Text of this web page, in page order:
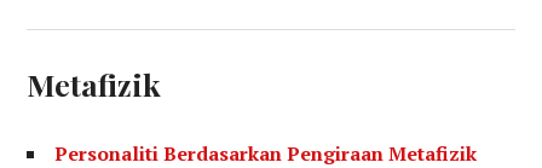
Metafizik
Personaliti Berdasarkan Pengiraan Metafizik